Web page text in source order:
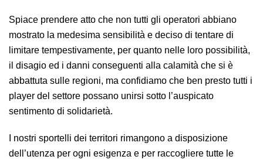
Spiace prendere atto che non tutti gli operatori abbiano
mostrato la medesima sensibilità e deciso di tentare di
limitare tempestivamente, per quanto nelle loro possibilità,
il disagio ed i danni conseguenti alla calamità che si è
abbattuta sulle regioni, ma confidiamo che ben presto tutti i
player del settore possano unirsi sotto l’auspicato
sentimento di solidarietà.
I nostri sportelli dei territori rimangono a disposizione
dell’utenza per ogni esigenza e per raccogliere tutte le